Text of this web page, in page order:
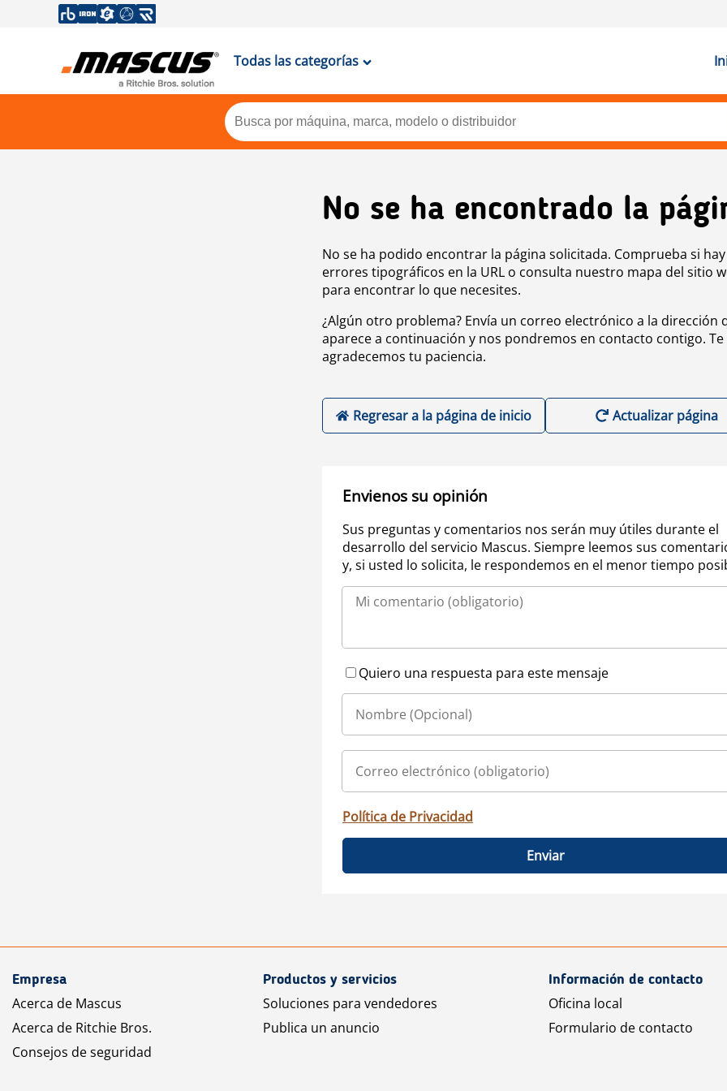
Todas las categorías
No se ha encontrado la
No se ha podido encontrar la página solicitada. Comprueba si hay
errores tipográficos en la URL o consulta nuestro mapa del sitio
para encontrar lo que necesites.
¿Algún otro problema? Envía un correo electrónico a la dirección
aparece a continuación y nos pondremos en contacto contigo. Te
agradecemos tu paciencia.
Regresar a la página de inicio Actualizar página
Envienos su opinión
Sus preguntas y comentarios nos serán muy útiles durante el
desarrollo del servicio Mascus. Siempre leemos sus
y, si usted lo solicita, le respondemos en el menor tiempo
Quiero una respuesta para este mensaje
Política de Privacidad
Enviar
Empresa
Acerca de Mascus
Acerca de Ritchie Bros.
Consejos de seguridad
Productos y servicios
Soluciones para vendedores
Publica un anuncio
Información de contacto
Oficina local
Formulario de contacto